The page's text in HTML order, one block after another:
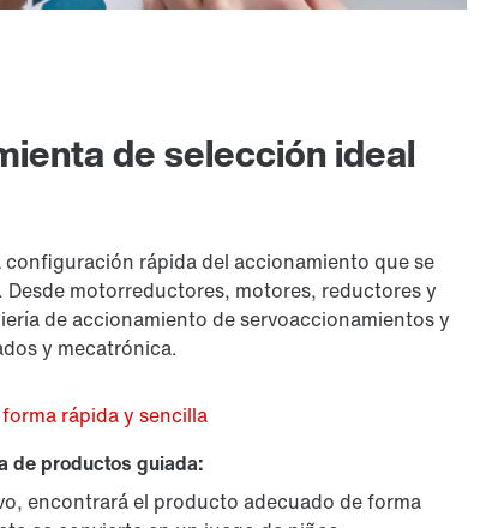
de selección ideal
rápida del accionamiento que se
motorreductores, motores, reductores y
de accionamiento de servoaccionamientos y
y mecatrónica.
rápida y sencilla
de productos guiada:
encontrará el producto adecuado de forma